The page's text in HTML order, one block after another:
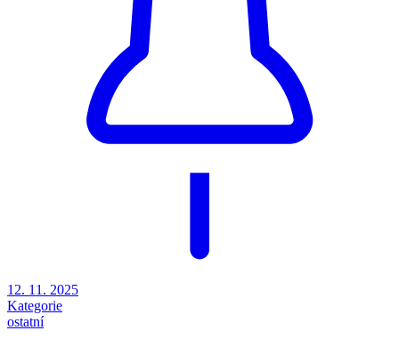
12. 11. 2025
Kategorie
ostatní